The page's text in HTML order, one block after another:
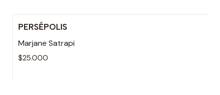
Agotado
PERSÉPOLIS
Marjane Satrapi
$25.000